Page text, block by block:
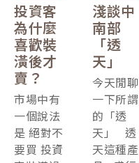
投資客
為什麼
喜歡裝
潢後才
賣？
市場中有
一個說法
是 絕對不
要買 投資
淺談中
南部
「透
天」
今天閒聊
一下所謂
的「透
天」 透
天這種產